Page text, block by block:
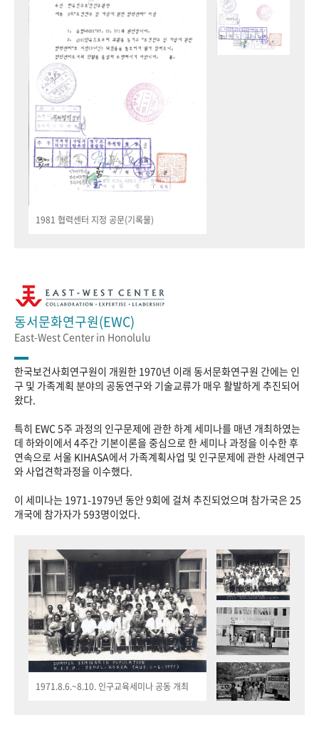
1981 협력센터 지정 공문(기록물)
동서문화연구원(EWC)
East-West Center in Honolulu
한국보건사회연구원이 개원한 1970년 이래 동서문화연구원 간에는 인
구 및 가족계획 분야의 공동연구와 기술교류가 매우 활발하게 추진되어
왔다.
특히 EWC 5주 과정의 인구문제에 관한 하계 세미나를 매년 개최하였는
데 하와이에서 4주간 기본이론을 중심으로 한 세미나 과정을 이수한 후
연속으로 서울 KIHASA에서 가족계획사업 및 인구문제에 관한 사례연구
와 사업견학과정을 이수했다.
이 세미나는 1971-1979년 동안 9회에 걸쳐 추진되었으며 참가국은 25
개국에 참가자가 593명이었다.
1971.8.6.~8.10. 인구교육세미나 공동 개최